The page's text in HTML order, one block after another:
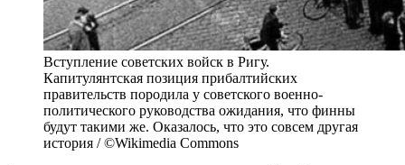
Вступление советских войск в Ригу.
Капитулянтская позиция прибалтийских
правительств породила у советского военно-
политического руководства ожидания, что финны
будут такими же. Оказалось, что это совсем другая
история / ©Wikimedia Commons